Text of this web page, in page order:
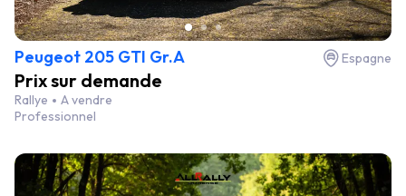
Peugeot 205 GTI Gr.A Espagne
Prix sur demande
Rallye
A vendre
Professionnel